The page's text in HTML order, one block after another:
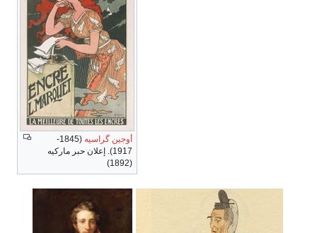
أوجين گراسيه
(1845-
1917). إعلان حبر ماركيه
(1892)